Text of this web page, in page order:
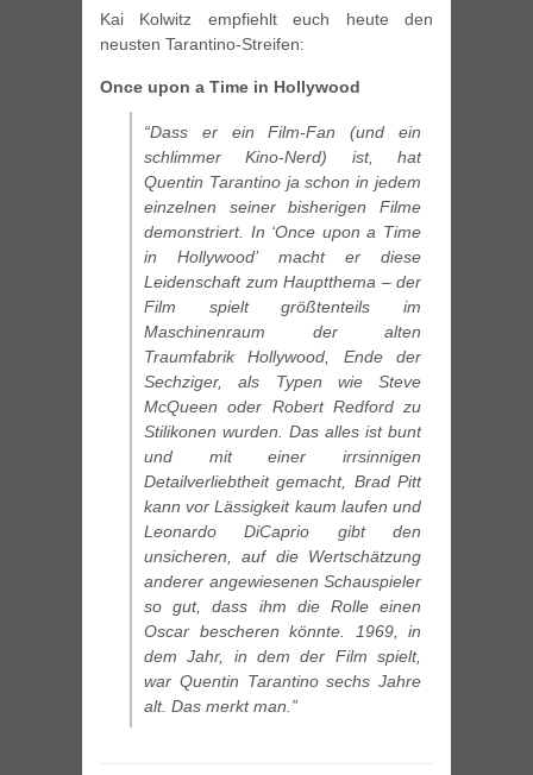
Kai Kolwitz empfiehlt euch heute den
neusten Tarantino-Streifen:
Once upon a Time in Hollywood
“Dass er ein Film-Fan (und ein
schlimmer Kino-Nerd) ist, hat
Quentin Tarantino ja schon in jedem
einzelnen seiner bisherigen Filme
demonstriert. In ‘Once upon a Time
in Hollywood’ macht er diese
Leidenschaft zum Hauptthema – der
Film spielt größtenteils im
Maschinenraum der alten
Traumfabrik Hollywood, Ende der
Sechziger, als Typen wie Steve
McQueen oder Robert Redford zu
Stilikonen wurden. Das alles ist bunt
und mit einer irrsinnigen
Detailverliebtheit gemacht, Brad Pitt
kann vor Lässigkeit kaum laufen und
Leonardo DiCaprio gibt den
unsicheren, auf die Wertschätzung
anderer angewiesenen Schauspieler
so gut, dass ihm die Rolle einen
Oscar bescheren könnte. 1969, in
dem Jahr, in dem der Film spielt,
war Quentin Tarantino sechs Jahre
alt. Das merkt man.”